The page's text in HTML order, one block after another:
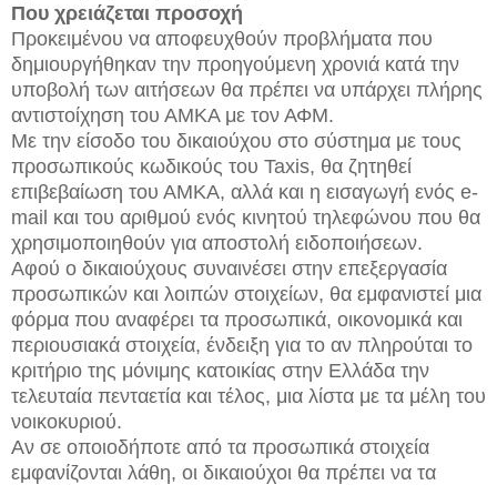
Που χρειάζεται προσοχή
Προκειμένου να αποφευχθούν προβλήματα που
δημιουργήθηκαν την προηγούμενη χρονιά κατά την
υποβολή των αιτήσεων θα πρέπει να υπάρχει πλήρης
αντιστοίχηση του ΑΜΚΑ με τον ΑΦΜ.
Με την είσοδο του δικαιούχου στο σύστημα με τους
προσωπικούς κωδικούς του Taxis, θα ζητηθεί
επιβεβαίωση του ΑΜΚΑ, αλλά και η εισαγωγή ενός e-
mail και του αριθμού ενός κινητού τηλεφώνου που θα
χρησιμοποιηθούν για αποστολή ειδοποιήσεων.
Αφού ο δικαιούχους συναινέσει στην επεξεργασία
προσωπικών και λοιπών στοιχείων, θα εμφανιστεί μια
φόρμα που αναφέρει τα προσωπικά, οικονομικά και
περιουσιακά στοιχεία, ένδειξη για το αν πληρούται το
κριτήριο της μόνιμης κατοικίας στην Ελλάδα την
τελευταία πενταετία και τέλος, μια λίστα με τα μέλη του
νοικοκυριού.
Αν σε οποιοδήποτε από τα προσωπικά στοιχεία
εμφανίζονται λάθη, οι δικαιούχοι θα πρέπει να τα